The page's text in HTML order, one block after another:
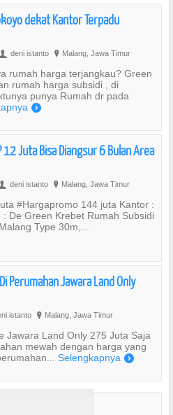
dekat Kantor Terpadu
U deni istanto ? Malang, Jawa Timur
rumah harga terjangkau? Green
rumah harga subsidi , di
punya Rumah dr pada
)
Juta Bisa Diangsur 6 Bulan Area
U deni istanto ? Malang, Jawa Timur
#Hargapromo 144 juta Kantor :
De Green Krebet Rumah Subsidi
Type 30m,...
Perumahan Jawara Land Only
istanto ? Malang, Jawa Timur
Jawara Land Only 275 Juta Saja
mewah dengan harga yang
Selengkapnya )